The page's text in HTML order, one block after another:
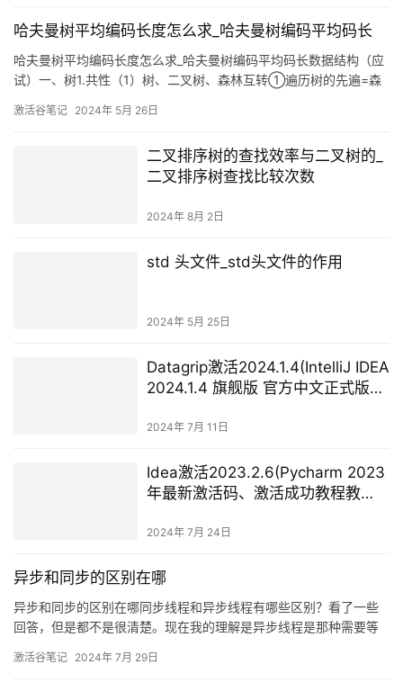
哈夫曼树平均编码长度怎么求_哈夫曼树编码平均码长
哈夫曼树平均编码长度怎么求_哈夫曼树编码平均码长数据结构（应
试）一、树1.共性（1）树、二叉树、森林互转①遍历树的先遍=森
的先（前）遍一致，森林和二叉树的遍历顺序相同）2.只有先序和中
激活谷笔记 2024年 5月 26日
二叉排序树的查找效率与二叉树的_
二叉排序树查找比较次数
2024年 8月 2日
std 头文件_std头文件的作用
2024年 5月 25日
Datagrip激活2024.1.4(IntelliJ IDEA
2024.1.4 旗舰版 官方中文正式版
2024年 7月 11日
Idea激活2023.2.6(Pycharm 2023
年最新激活码、激活成功教程教
2024年 7月 24日
异步和同步的区别在哪
异步和同步的区别在哪同步线程和异步线程有哪些区别？看了一些
回答，但是都不是很清楚。现在我的理解是异步线程是那种需要等
程就是正常的线程，自己运行完了就结束了。不知道对不对，希望
激活谷笔记 2024年 7月 29日